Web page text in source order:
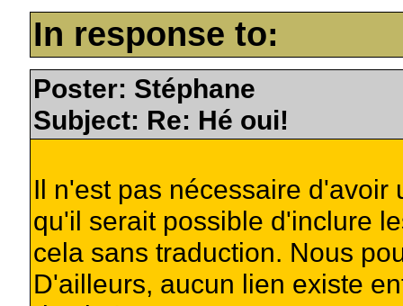
In response to:
Poster: Stéphane
Subject: Re: Hé oui!
Il n'est pas nécessaire d'avoir
qu'il serait possible d'inclure
cela sans traduction. Nous
D'ailleurs, aucun lien existe